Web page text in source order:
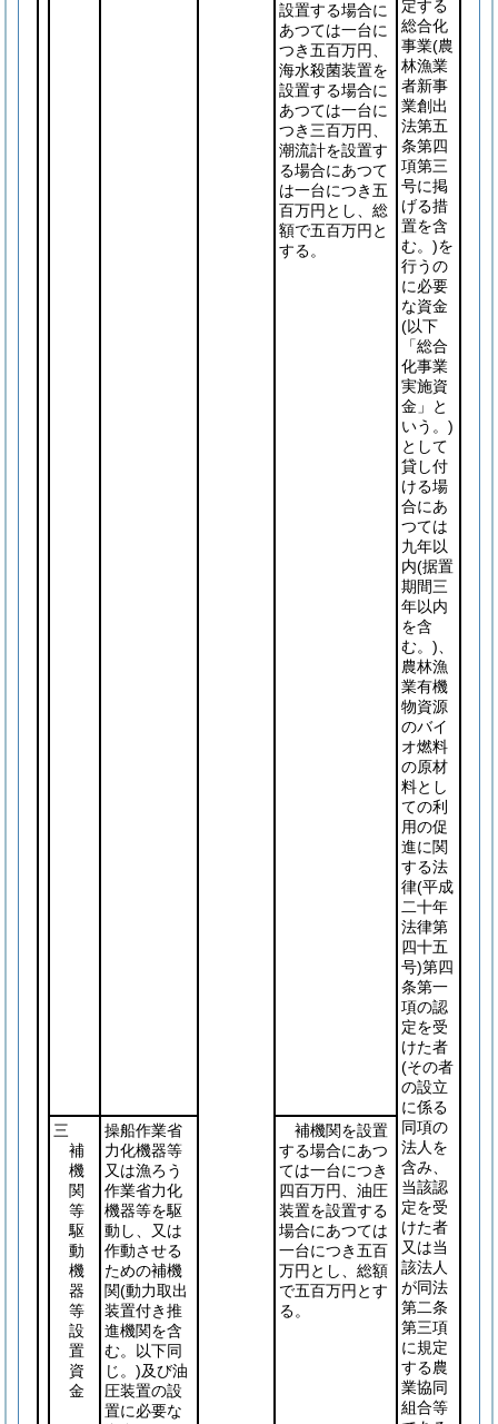
定する
総合化
事業(農
林漁業
者新事
業創出
法第五
条第四
項第三
号に掲
げる措
置を含
む。)を
行うの
に必要
な資金
(以下
「総合
化事業
実施資
金」と
いう。)
として
貸し付
ける場
合にあ
つては
九年以
内(据置
期間三
年以内
を含
む。)
農林漁
業有機
物資源
のバイ
オ燃料
の原材
料とし
ての利
用の促
進に関
する法
律(平成
二十年
法律第
四十五
号)第四
条第一
項の認
定を受
けた者
(その者
の設立
に係る
同項の
法人を
含み、
当該認
定を受
けた者
又は当
該法人
が同法
第二条
第三項
に規定
する農
業協同
組合等
設置する場合に
あつては一台に
つき五百万円、
海水殺菌装置を
設置する場合に
あつては一台に
つき三百万円、
潮流計を設置す
る場合にあつて
は一台につき五
百万円とし、総
額で五百万円と
する。
三
補
機
関
等
駆
動
機
器
等
設
置
資
金
操船作業省
力化機器等
又は漁ろう
作業省力化
機器等を駆
動し、又は
作動させる
ための補機
関(動力取出
装置付き推
進機関を含
む。以下同
じ。)及び油
圧装置の設
置に必要な
補機関を設置
する場合にあつ
ては一台につき
四百万円、油圧
装置を設置する
場合にあつては
一台につき五百
万円とし、総額
で五百万円とす
る。